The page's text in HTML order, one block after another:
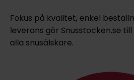
Fokus på kvalitet, enkel
leverans gör Snusstocken.se
alla snusälskare.